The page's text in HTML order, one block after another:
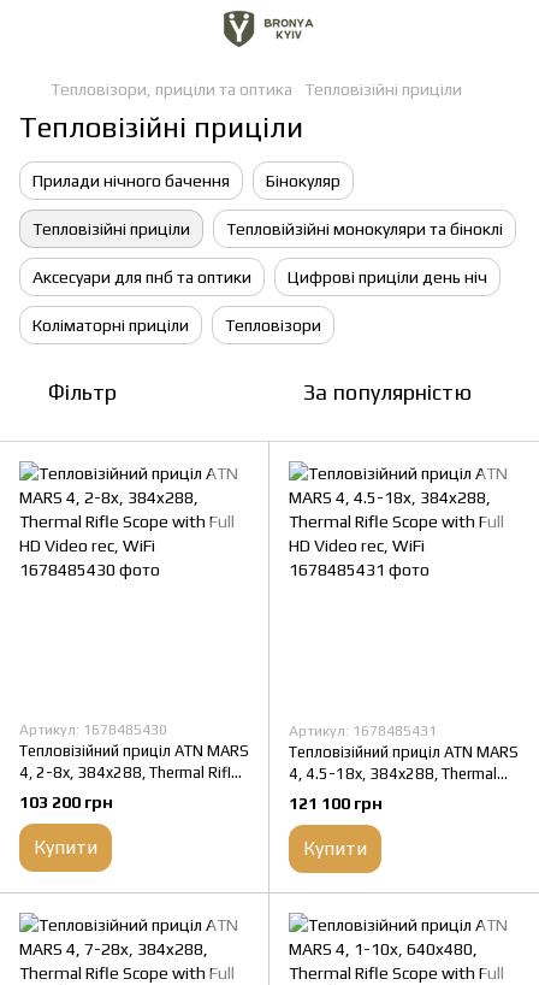
Тепловізори, приціли та оптика Тепловізійні приціли
Тепловізійні приціли
Прилади нічного бачення Бінокуляр
Тепловізійні приціли Тепловійзійні монокуляри та біноклі
Аксесуари для пнб та оптики Цифрові приціли день ніч
Коліматорні приціли Тепловізори
Фільтр За популярністю
Артикул: 1678485430
Тепловізійний приціл ATN MARS
4, 2-8x, 384x288, Thermal Rifle
Scope with Full HD Video rec,
103 200 грн
Купити
Артикул: 1678485431
Тепловізійний приціл ATN MARS
4, 4.5-18x, 384x288, Thermal
Rifle Scope with Full HD Video
121 100 грн
Купити